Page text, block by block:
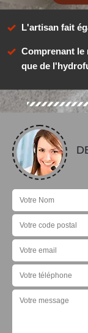
L'artisan fait
Comprenant le
que de